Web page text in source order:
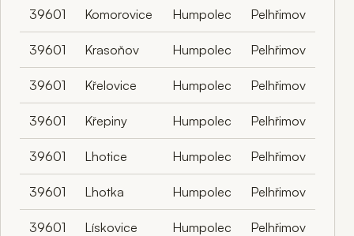
39601 Komorovice Humpolec Pelhřimov
39601 Krasoňov Humpolec Pelhřimov
39601 Křelovice Humpolec Pelhřimov
39601 Křepiny Humpolec Pelhřimov
39601 Lhotice Humpolec Pelhřimov
39601 Lhotka Humpolec Pelhřimov
39601 Lískovice Humpolec Pelhřimov